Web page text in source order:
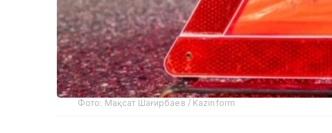
Фото: Мақсат Шағирбаев / Kazinform